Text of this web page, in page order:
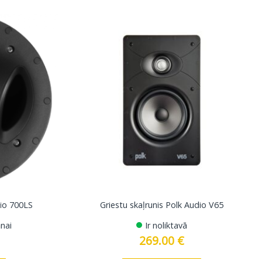
700LS
Griestu skaļrunis Polk Audio V65
Ir noliktavā
269.00 €